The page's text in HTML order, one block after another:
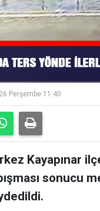
Perşembe 11:40
sonucu